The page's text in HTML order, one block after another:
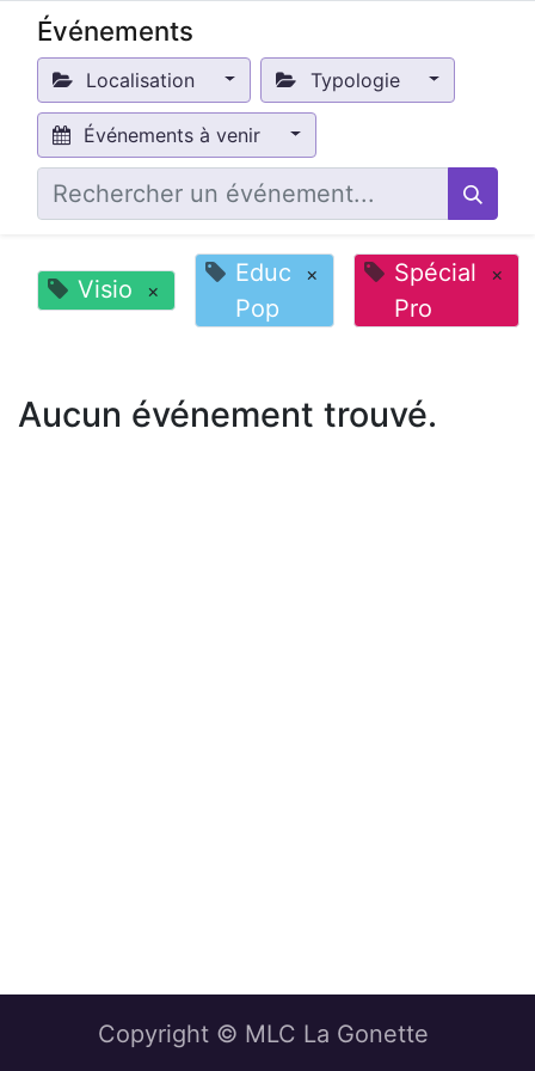
Événements
Localisation Typologie
Événements à venir
Visio ×
Educ
Pop
×
Spécial
Pro
×
Aucun événement trouvé.
Copyright © MLC La Gonette